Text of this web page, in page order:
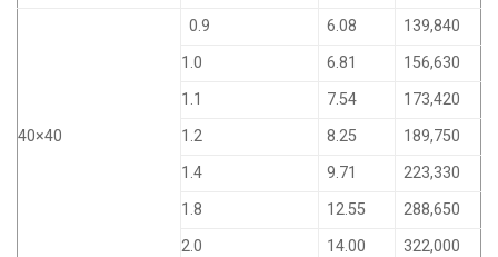
40×40
0.9 6.08
139,840
1.0
6.81
156,630
1.1
7.54
173,420
1.2
8.25
189,750
1.4
9.71
223,330
1.8
12.55
288,650
2.0
14.00 322,000